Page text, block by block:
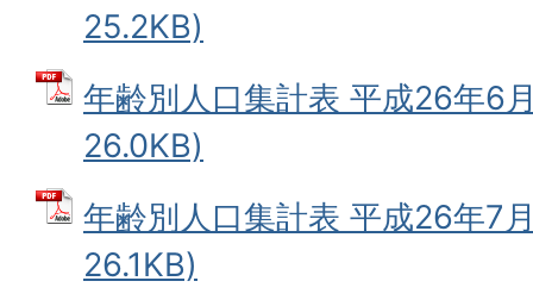
25.2KB)
年齢別人口集計表 平成26年6
26.0KB)
年齢別人口集計表 平成26年7
26.1KB)